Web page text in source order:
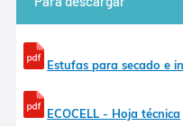
Estufas para secado e
ECOCELL - Hoja técnica